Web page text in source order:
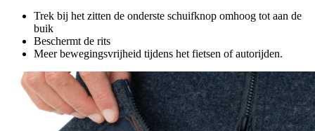
Trek bij het zitten de onderste schuifknop omhoog tot aan de
buik
Beschermt de rits
Meer bewegingsvrijheid tijdens het fietsen of autorijden.